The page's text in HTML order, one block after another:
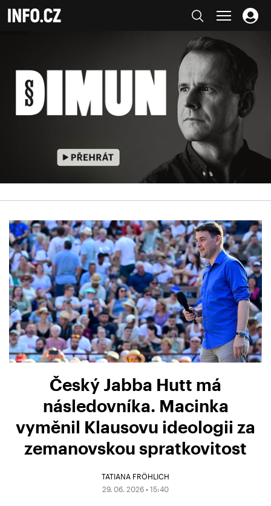
Český Jabba Hutt má
následovníka. Macinka
vyměnil Klausovu ideologii za
zemanovskou spratkovitost
TATIANA FRÖHLICH
29. 06. 2026 • 15:40